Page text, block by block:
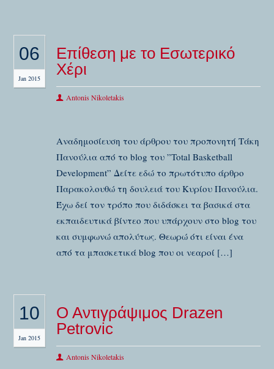
06
Jan 2015
Επίθεση με το Εσωτερικό
Χέρι
Antonis Nikoletakis
Aναδημοσίευση του άρθρου του προπονητή Τάκη
Πανούλια από το blog του ”Total Basketball
Development” Δείτε εδώ το πρωτότυπο άρθρο
Παρακολουθώ τη δουλειά του Κυρίου Πανούλια.
Έχω δεί τον τρόπο που διδάσκει τα βασικά στα
εκπαιδευτικά βίντεο που υπάρχουν στο blog του
και συμφωνώ απολύτως. Θεωρώ ότι είναι ένα
από τα μπασκετικά blog που οι νεαροί […]
10
Jan 2015
O Aντιγράψιμος Drazen
Petrovic
Antonis Nikoletakis